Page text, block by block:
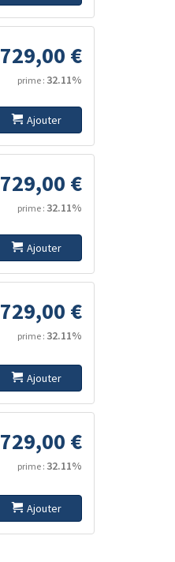
729,00 €
prime : 32.11%
Ajouter
729,00 €
prime : 32.11%
Ajouter
729,00 €
prime : 32.11%
Ajouter
729,00 €
prime : 32.11%
Ajouter